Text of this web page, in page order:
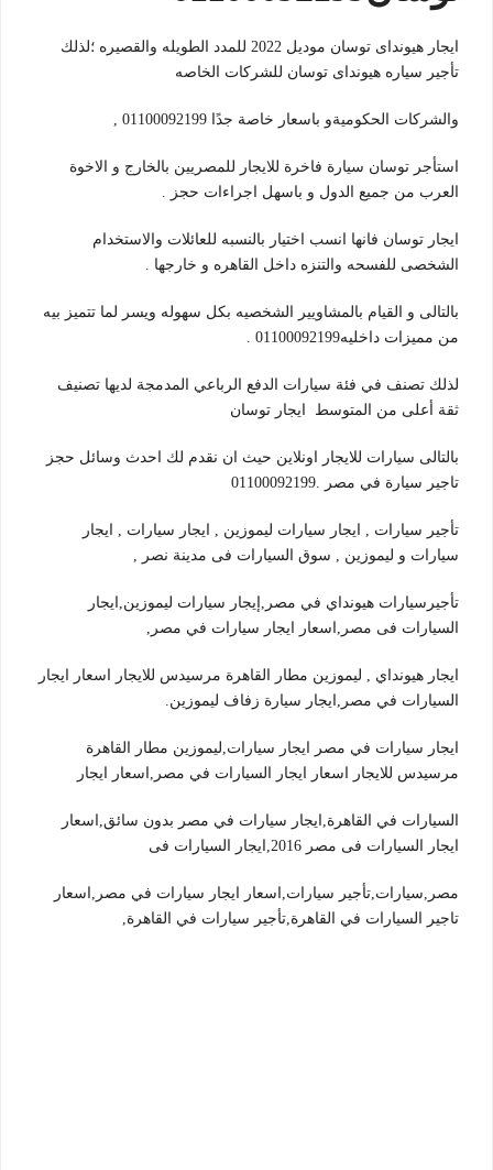
ايجار هيونداى توسان موديل 2022 للمدد الطويله والقصيره ؛لذلك
تأجير سياره هيونداى توسان للشركات الخاصه
والشركات الحكوميةو باسعار خاصة جدًا 01100092199 ,
استأجر توسان سيارة فاخرة للايجار للمصريين بالخارج و الاخوة
العرب من جميع الدول و باسهل اجراءات حجز .
ايجار توسان فانها انسب اختيار بالنسبه للعائلات والاستخدام
الشخصى للفسحه والتنزه داخل القاهره و خارجها .
بالتالى و القيام بالمشاويير الشخصيه بكل سهوله ويسر لما تتميز بيه
من مميزات داخليه01100092199 .
لذلك تصنف في فئة سيارات الدفع الرباعي المدمجة لديها تصنيف
ثقة أعلى من المتوسط ايجار توسان
بالتالى سيارات للايجار اونلاين حيث ان نقدم لك احدث وسائل حجز
تاجير سيارة في مصر .01100092199
تأجير سيارات , ايجار سيارات ليموزين , ايجار سيارات , ايجار
سيارات و ليموزين , سوق السيارات فى مدينة نصر ,
تأجيرسيارات هيونداي في مصر,إيجار سيارات ليموزين,ايجار
السيارات فى مصر,اسعار ايجار سيارات في مصر,
ايجار هيونداي , ليموزين مطار القاهرة مرسيدس للايجار اسعار ايجار
السيارات في مصر,ايجار سيارة زفاف ليموزين.
ايجار سيارات في مصر ايجار سيارات,ليموزين مطار القاهرة
مرسيدس للايجار اسعار ايجار السيارات في مصر,اسعار ايجار
السيارات في القاهرة,ايجار سيارات في مصر بدون سائق,اسعار
ايجار السيارات فى مصر 2016,ايجار السيارات فى
مصر,سيارات,تأجير سيارات,اسعار ايجار سيارات في مصر,اسعار
تاجير السيارات في القاهرة,تأجير سيارات في القاهرة,